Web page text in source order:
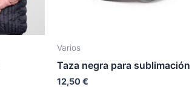
Varios
Taza negra para sublimación
12,50€